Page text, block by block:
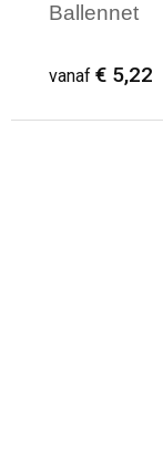
Ballennet
vanaf € 5,22